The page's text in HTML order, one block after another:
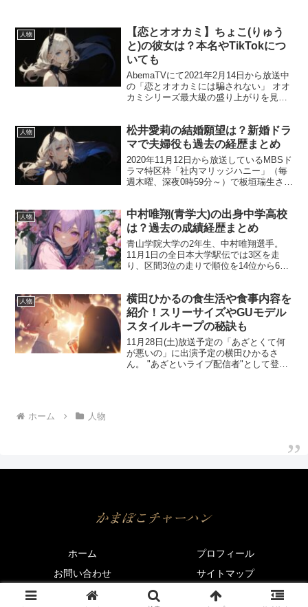
人物
【恋とオオカミ】ちょこ(りゅう
と)の彼女は？本名やTikTokにつ
いても
AbemaTVにて2021年2月14日から放送中
の「恋とオオカミには騙されない」 オオ
カミシリーズ最大級の盛り上がりを見せ
ルやTikTokでも活躍しています。 中で...
人物
松井愛莉の結婚願望は？新婚ドラ
マで夫婦役も過去の経歴まとめ
2020年11月12日から放送しているMBSド
ラマ特区枠「社内マリッジハニー」（毎
週木曜、深夜0時59分～）で板垣瑞生さん
小学館「Cheese！」に連載中で、読者か
ら...
人物
中村唯翔(青学大)の出身中学高校
は？過去の成績経歴まとめ
青山学院大学の2年生、中村唯翔選手。
11月1日の全日本大学駅伝では3区を走
り、区間3位の走りで順位を14位から6位
期待がかかります。 今回は中村唯翔選手
の中学高校時...
人物
横田ひかるの食生活や食事内容を
紹介！スリーサイズやGUモデル
スタイルキープの秘訣も
11月28日(土)放送予定の「あざとくて何
が悪いの」に出演予定の横田ひかるさ
ん。 "あざといライブ配信者"として登場
ホーム 人物
ホーム
プロフィール
お問い合わせ
サイトマップ
© 2020 かまぼこチャーハン.